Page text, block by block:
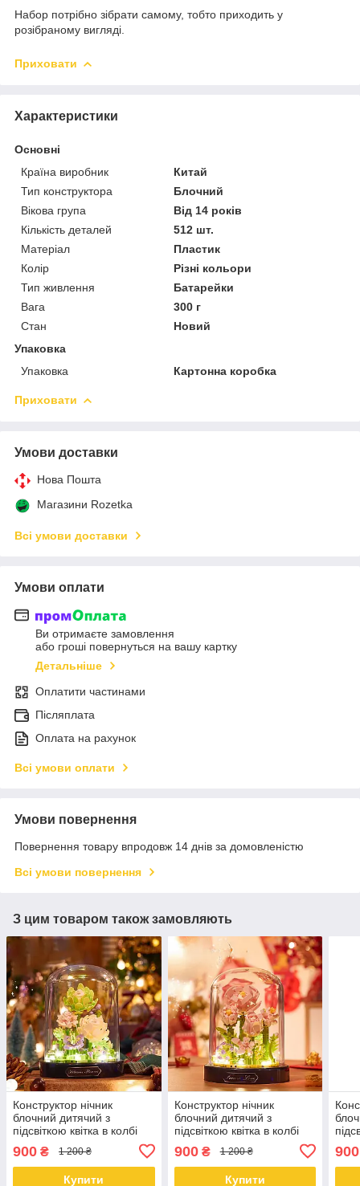
Набор потрібно зібрати самому, тобто приходить у
розібраному вигляді.
Приховати
Характеристики
Основні
Країна виробник
Китай
Тип конструктора
Блочний
Вікова група
Від 14 років
Кількість деталей
512 шт.
Матеріал
Пластик
Колір
Різні кольори
Тип живлення
Батарейки
Вага
300 г
Стан
Новий
Упаковка
Упаковка
Картонна коробка
Приховати
Умови доставки
Нова Пошта
Магазини Rozetka
Всі умови доставки
Умови оплати
Ви отримаєте замовлення
або гроші повернуться на вашу картку
Детальніше
Оплатити частинами
Післяплата
Оплата на рахунок
Всі умови оплати
Умови повернення
Повернення товару впродовж 14 днів за домовленістю
Всі умови повернення
З цим товаром також замовляють
Конструктор нічник
блочний дитячий з
підсвіткою квітка в колбі
900 ₴ 1 200 ₴
Купити
Конструктор нічник
блочний дитячий з
підсвіткою квітка в колбі
900₴ 1 200 ₴
Купити
900